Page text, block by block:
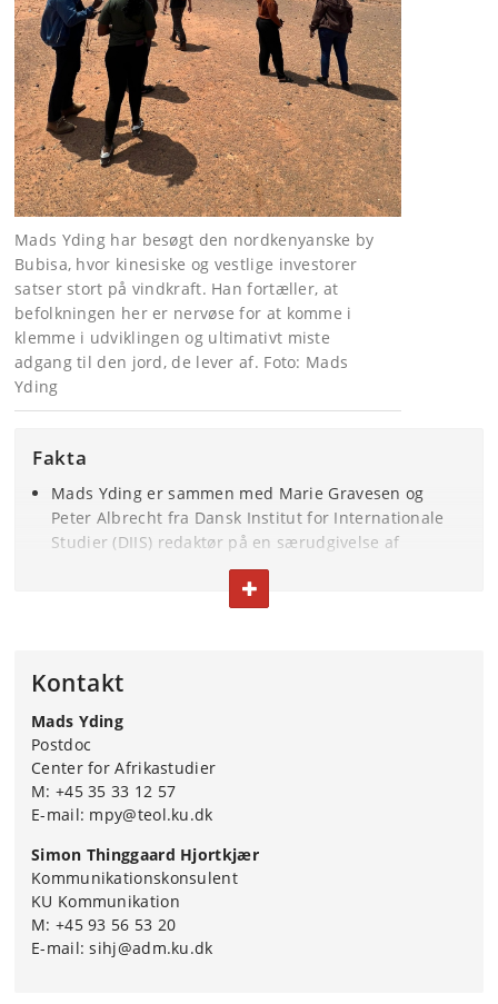
Mads Yding har besøgt den nordkenyanske by
Bubisa, hvor kinesiske og vestlige investorer
satser stort på vindkraft. Han fortæller, at
befolkningen her er nervøse for at komme i
klemme i udviklingen og ultimativt miste
adgang til den jord, de lever af. Foto: Mads
Yding
Fakta
Mads Yding er sammen med Marie Gravesen og
Peter Albrecht fra Dansk Institut for Internationale
Studier (DIIS) redaktør på en særudgivelse af
tidsskriftet World Development.
Særudgivelsen hedder ’Scarcity, Natural Resources
række afrikanske lande.
FOLD TEKST IND ELLER UD
Kontakt
Mads Yding
Postdoc
Center for Afrikastudier
M: +45 35 33 12 57
E-mail: mpy@teol.ku.dk
Simon Thinggaard Hjortkjær
Kommunikationskonsulent
KU Kommunikation
M: +45 93 56 53 20
E-mail: sihj@adm.ku.dk